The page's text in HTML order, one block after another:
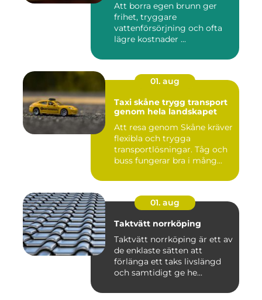
Att borra egen brunn ger
frihet, tryggare
vattenförsörjning och ofta
lägre kostnader ...
01. aug
Taxi skåne trygg transport
genom hela landskapet
Att resa genom Skåne kräver
flexibla och trygga
transportlösningar. Tåg och
buss fungerar bra i mång...
01. aug
Taktvätt norrköping
Taktvätt norrköping är ett av
de enklaste sätten att
förlänga ett taks livslängd
och samtidigt ge he...